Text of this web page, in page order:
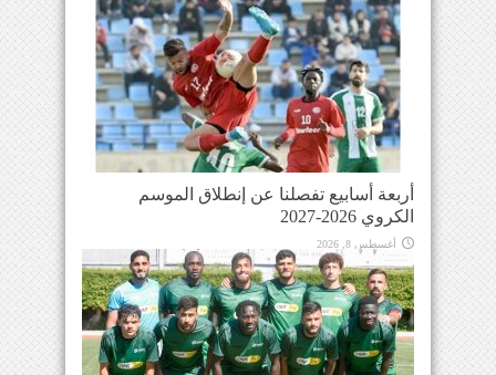
أربعة أسابيع تفصلنا عن إنطلاق الموسم
الكروي 2026-2027
أغسطس 8, 2026